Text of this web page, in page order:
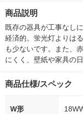
シ） オリジナル
商品説明
既存の器具が工事なし
経済的。蛍光灯よりは
も少ないです。また、
にくく、壁紙や家具の
商品仕様/スペック
W形